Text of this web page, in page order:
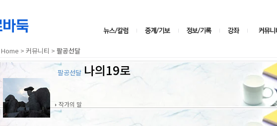
Home > 커뮤니티 > 팔공선달
팔공선달 나의19로
작가의 말